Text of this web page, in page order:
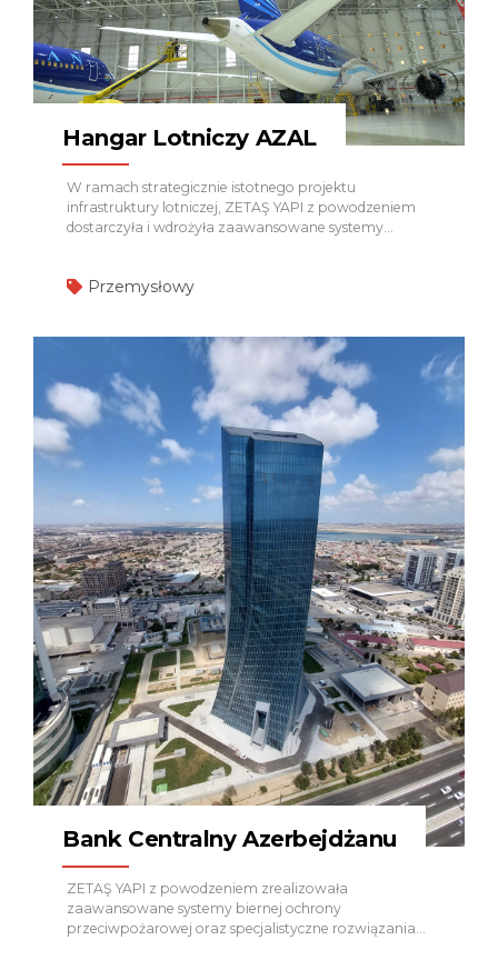
w celu zapewnienia ciągłego nadzoru, świadomości
sytuacyjnej oraz bezpieczeństwa obwodowego na
całym obszarze projektu.
System Alarmu
Pożarowego –...
Przemysłowy
Hangar Lotniczy AZAL
W ramach strategicznie istotnego projektu
infrastruktury lotniczej, ZETAŞ YAPI z powodzeniem
dostarczyła i wdrożyła zaawansowane systemy
maksymalną ochronę, ciągłość operacyjną oraz pełną
ZETAŞ YAPI zrealizowała następujące systemy:
System Alarmu Pożarowego – Honeywell
Dostarczono inteligentne, adresowalne rozwiązania
wykrywania pożaru i alarmowania zaprojektowane
specjalnie dla hangarów o dużej rozpiętości. System
zapewnia wczesne wykrywanie zagrożeń, szybką
reakcję, scentralizowany monitoring oraz
bezproblemową integrację z innymi systemami
bezpieczeństwa.
System Detekcji Płomienia –
Honeywell Wdrożono wysokowydajną technologię
detekcji płomienia zdolną do identyfikacji zagrożeń
pożarowych w...
Bank Centralny Azerbejdżanu
ZETAŞ YAPI z powodzeniem zrealizowała
zaawansowane systemy biernej ochrony
przeciwpożarowej oraz specjalistyczne rozwiązania